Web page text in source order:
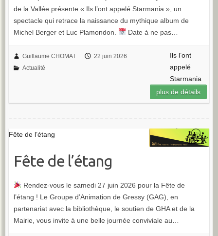
de la Vallée présente « Ils l’ont appelé Starmania », un
spectacle qui retrace la naissance du mythique album de
Michel Berger et Luc Plamondon.
Date à ne pas…
Guillaume CHOMAT
22 juin 2026
Actualité
Ils l’ont
appelé
Starmania
plus de détails
Fête de l’étang
Fête de l’étang
Rendez-vous le samedi 27 juin 2026 pour la Fête de
l’étang ! Le Groupe d’Animation de Gressy (GAG), en
partenariat avec la bibliothèque, le soutien de GHA et de la
Mairie, vous invite à une belle journée conviviale au…